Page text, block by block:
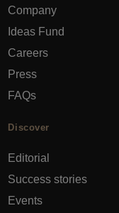
Company
Ideas Fund
Careers
Press
FAQs
Discover
Editorial
Success stories
Events